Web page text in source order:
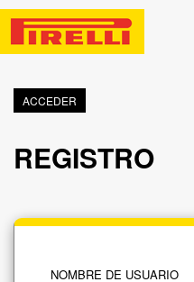
ACCEDER
REGISTRO
NOMBRE DE USUARIO